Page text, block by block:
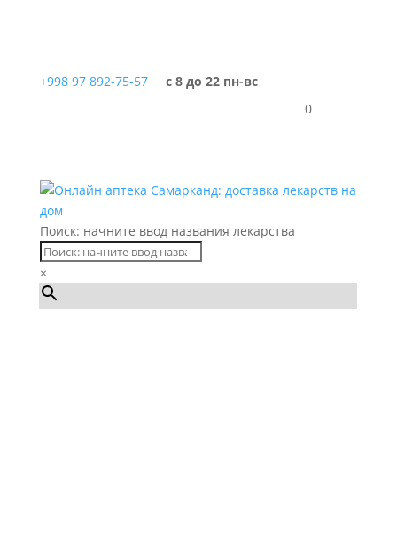
+998 97 892-75-57
с 8 до 22 пн-вс
0
Поиск: начните ввод названия лекарства
×